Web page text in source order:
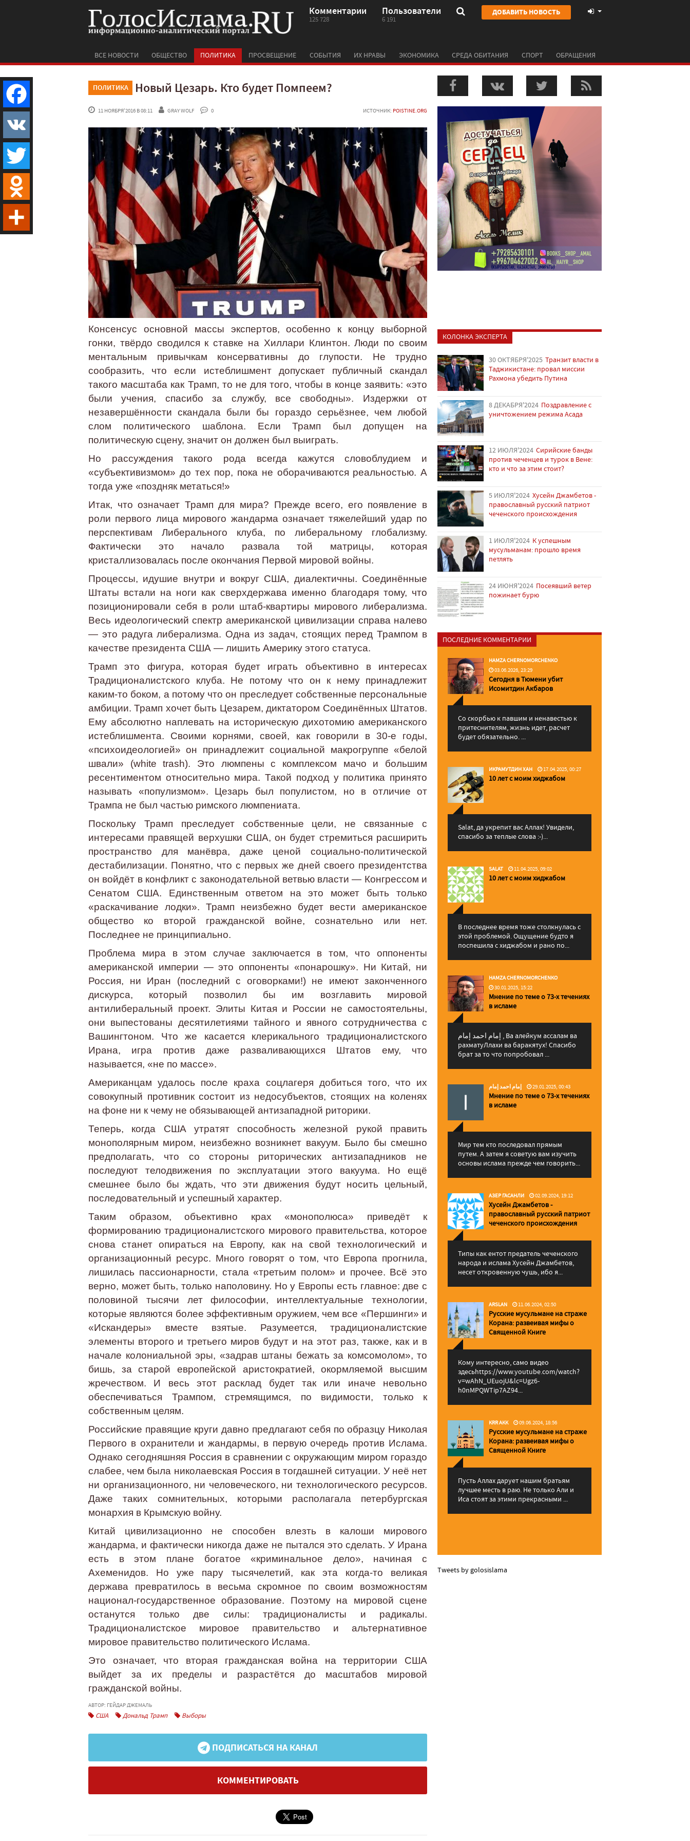
Комментарии
125 728
Пользователи
6 191
ДОБАВИТЬ НОВОСТЬ
ВСЕ НОВОСТИ ОБЩЕСТВО ПОЛИТИКА ПРОСВЕЩЕНИЕ СОБЫТИЯ ИХ НРАВЫ ЭКОНОМИКА СРЕДА ОБИТАНИЯ СПОРТ ОБРАЩЕНИЯ
ПОЛИТИКА Новый Цезарь. Кто будет Помпеем?
11 НОЯБРЯ'2016 В 08:11 GRAY WOLF 0 ИСТОЧНИК: POISTINE.ORG
Консенсус основной массы экспертов, особенно к концу выборной
гонки, твёрдо сводился к ставке на Хиллари Клинтон. Люди по своим
ментальным привычкам консервативны до глупости. Не трудно
сообразить, что если истеблишмент допускает публичный скандал
такого масштаба как Трамп, то не для того, чтобы в конце заявить: «это
были учения, спасибо за службу, все свободны». Издержки от
незавершённости скандала были бы гораздо серьёзнее, чем любой
слом политического шаблона. Если Трамп был допущен на
политическую сцену, значит он должен был выиграть.
Но рассуждения такого рода всегда кажутся словоблудием и
«субъективизмом» до тех пор, пока не оборачиваются реальностью. А
тогда уже «поздняк метаться!»
Итак, что означает Трамп для мира? Прежде всего, его появление в
роли первого лица мирового жандарма означает тяжелейший удар по
перспективам Либерального клуба, по либеральному глобализму.
Фактически это начало развала той матрицы, которая
кристаллизовалась после окончания Первой мировой войны.
Процессы, идушие внутри и вокруг США, диалектичны. Соединённые
Штаты встали на ноги как сверхдержава именно благодаря тому, что
позиционировали себя в роли штаб-квартиры мирового либерализма.
Весь идеологический спектр американской цивилизации справа налево
— это радуга либерализма. Одна из задач, стоящих перед Трампом в
качестве президента США — лишить Америку этого статуса.
Трамп это фигура, которая будет играть объективно в интересах
Традиционалистского клуба. Не потому что он к нему принадлежит
каким-то боком, а потому что он преследует собственные персональные
амбиции. Трамп хочет быть Цезарем, диктатором Соединённых Штатов.
Ему абсолютно наплевать на историческую дихотомию американского
истеблишмента. Своими корнями, своей, как говорили в 30-е годы,
«психоидеологией» он принадлежит социальной макрогруппе «белой
швали» (white trash). Это люмпены с комплексом мачо и большим
ресентиментом относительно мира. Такой подход у политика принято
называть «популизмом». Цезарь был популистом, но в отличие от
Трампа не был частью римского люмпениата.
Поскольку Трамп преследует собственные цели, не связанные с
интересами правящей верхушки США, он будет стремиться расширить
пространство для манёвра, даже ценой социально-политической
дестабилизации. Понятно, что с первых же дней своего президентства
он войдёт в конфликт с законодательной ветвью власти — Конгрессом и
Сенатом США. Единственным ответом на это может быть только
«раскачивание лодки». Трамп неизбежно будет вести американское
общество ко второй гражданской войне, сознательно или нет.
Последнее не принципиально.
Проблема мира в этом случае заключается в том, что оппоненты
американской империи — это оппоненты «понарошку». Ни Китай, ни
Россия, ни Иран (последний с оговорками!) не имеют законченного
дискурса, который позволил бы им возглавить мировой
антилиберальный проект. Элиты Китая и России не самостоятельны,
они выпестованы десятилетиями тайного и явного сотрудничества с
Вашингтоном. Что же касается клерикального традиционалистского
Ирана, игра против даже разваливающихся Штатов ему, что
называется, «не по массе».
Американцам удалось после краха соцлагеря добиться того, что их
совокупный противник состоит из недосубъектов, стоящих на коленях
на фоне ни к чему не обязывающей антизападной риторики.
Теперь, когда США утратят способность железной рукой править
монополярным миром, неизбежно возникнет вакуум. Было бы смешно
предполагать, что со стороны риторических антизападников не
последуют телодвижения по эксплуатации этого вакуума. Но ещё
смешнее было бы ждать, что эти движения будут носить цельный,
последовательный и успешный характер.
Таким образом, объективно крах «монополюса» приведёт к
формированию традиционалистского мирового правительства, которое
снова станет опираться на Европу, как на свой технологический и
организационный ресурс. Много говорят о том, что Европа прогнила,
лишилась пассионарности, стала «третьим полом» и прочее. Всё это
верно, может быть, только наполовину. Но у Европы есть главное: две с
половиной тысячи лет философии, интеллектуальные технологии,
которые являются более эффективным оружием, чем все «Першинги» и
«Искандеры» вместе взятые. Разумеется, традиционалистские
элементы второго и третьего миров будут и на этот раз, также, как и в
начале колониальной эры, «задрав штаны бежать за комсомолом», то
бишь, за старой европейской аристократией, окормляемой высшим
жречеством. И весь этот расклад будет так или иначе невольно
обеспечиваться Трампом, стремящимся, по видимости, только к
собственным целям.
Российские правящие круги давно предлагают себя по образцу Николая
Первого в охранители и жандармы, в первую очередь против Ислама.
Однако сегодняшняя Россия в сравнении с окружающим миром гораздо
слабее, чем была николаевская Россия в тогдашней ситуации. У неё нет
ни организационного, ни человеческого, ни технологического ресурсов.
Даже таких сомнительных, которыми располагала петербургская
монархия в Крымскую войну.
Китай цивилизационно не способен влезть в калоши мирового
жандарма, и фактически никогда даже не пытался это сделать. У Ирана
есть в этом плане богатое «криминальное дело», начиная с
Ахеменидов. Но уже пару тысячелетий, как эта когда-то великая
держава превратилось в весьма скромное по своим возможностям
национал-государственное образование. Поэтому на мировой сцене
останутся только две силы: традиционалисты и радикалы.
Традиционалистское мировое правительство и альтернативное
мировое правительство политического Ислама.
Это означает, что вторая гражданская война на территории США
выйдет за их пределы и разрастётся до масштабов мировой
гражданской войны.
АВТОР: ГЕЙДАР ДЖЕМАЛЬ
США Дональд Трамп Выборы
ПОДПИСАТЬСЯ НА КАНАЛ
КОММЕНТИРОВАТЬ
КОЛОНКА ЭКСПЕРТА
30 ОКТЯБРЯ'2025 Транзит власти в
Таджикистане: провал миссии
Рахмона убедить Путина
8 ДЕКАБРЯ'2024 Поздравление с
уничтожением режима Асада
12 ИЮЛЯ'2024 Сирийские банды
против чеченцев и турок в Вене:
кто и что за этим стоит?
5 ИЮЛЯ'2024 Хусейн Джамбетов -
православный русский патриот
чеченского происхождения
1 ИЮЛЯ'2024 К успешным
мусульманам: прошло время
петлять
24 ИЮНЯ'2024 Посеявший ветер
пожинает бурю
ПОСЛЕДНИЕ КОММЕНТАРИИ
HAMZA CHERNOMORCHENKO
03.06.2026, 23:29
Сегодня в Тюмени убит
Исомитдин Акбаров
Со скорбью к павшим и ненавестью к
притеснителям, жизнь идет, расчет
будет обязательно. ...
ИКРАМУТДИН ХАН 17.04.2025, 00:27
10 лет с моим хиджабом
Salat, да укрепит вас Аллаx! Увидели,
спасибо за теплые слова :-)...
SALAT 11.04.2025, 09:02
10 лет с моим хиджабом
В последнее время тоже столкнулась с
этой проблемой. Ощущение будто я
поспешила с хиджабом и рано по...
HAMZA CHERNOMORCHENKO
30.01.2025, 15:22
Мнение по теме о 73-х течениях
в исламе
إمام احمد إمام , Ва алейкум ассалам ва
рахматуЛлахи ва баракятух! Спасибо
брат за то что попробовал ...
إمام احمد إمام 29.01.2025, 00:43
Мнение по теме о 73-х течениях
в исламе
Мир тем кто последовал прямым
путем. А затем я советую вам изучить
основы ислама прежде чем говорить...
АЗЕР ГАСАНЛИ 02.09.2024, 19:12
Хусейн Джамбетов -
православный русский патриот
чеченского происхождения
Типы как ентот предатель чеченского
народа и ислама Хусейн Джамбетов,
несет откровенную чушь, ибо я...
ARSLAN 11.06.2024, 02:50
Русские мусульмане на страже
Корана: pазвеивая мифы о
Священной Книге
Кому интересно, само видео
здесьhttps://www.youtube.com/watch?
v=wAhN_UEuojU&lc=Ugz6-
h0nMPQWTip7AZ94...
KRR AKK 09.06.2024, 18:56
Русские мусульмане на страже
Корана: pазвеивая мифы о
Священной Книге
Пусть Аллах дарует нашим братьям
лучшее месть в раю. Не только Али и
Иса стоят за этими прекрасными ...
Tweets by golosislama
Facebook
VK
Twitter
Odnoklassniki